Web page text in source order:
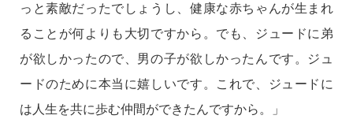
っと素敵だったでしょうし、健康な赤ちゃんが生まれ
ることが何よりも大切ですから。でも、ジュードに弟
が欲しかったので、男の子が欲しかったんです。ジュ
ードのために本当に嬉しいです。これで、ジュードに
は人生を共に歩む仲間ができたんですから。」